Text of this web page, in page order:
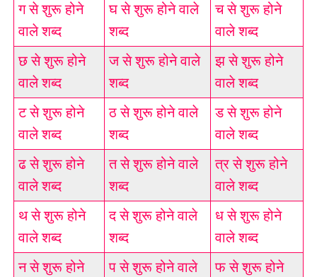
ग से शुरू होने
वाले शब्द
घ से शुरू होने वाले
शब्द
च से शुरू होने
वाले शब्द
छ से शुरू होने
वाले शब्द
ज से शुरू होने वाले
शब्द
झ से शुरू होने
वाले शब्द
ट से शुरू होने
वाले शब्द
ठ से शुरू होने वाले
शब्द
ड से शुरू होने
वाले शब्द
ढ से शुरू होने
वाले शब्द
त से शुरू होने वाले
शब्द
त्र से शुरू होने
वाले शब्द
थ से शुरू होने
वाले शब्द
द से शुरू होने वाले
शब्द
ध से शुरू होने
वाले शब्द
न से शुरू होने
प से शुरू होने वाले
फ से शुरू होने